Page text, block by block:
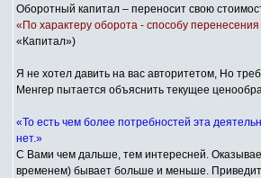
Оборотный капитал – переносит свою
«По характеру оборота - способу
«Капитал»)
Я не хотел давить на вас авторитетом, Но
Менгер пытается объяснить текущее
«То есть чем более потребностей эта
нет.»
С Вами чем дальше, тем интересней.
временем) бывает больше и меньше.